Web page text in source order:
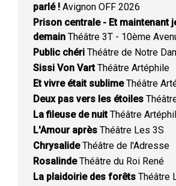
parlé ! Avignon OFF 2026
Prison centrale - Et maintenant
demain Théâtre 3T - 10ème
Public chéri Théâtre de Notre
Sissi Von VartThéâtre Artéphile
Et vivre était sublimeThéâtre
Deux pas vers les étoiles
La fileuse de nuitThéâtre
L'Amour après Théâtre Les 3S
ChrysalideThéâtre de l'Adresse
RosalindeThéâtre du Roi René
La plaidoirie des forêts Théâtre